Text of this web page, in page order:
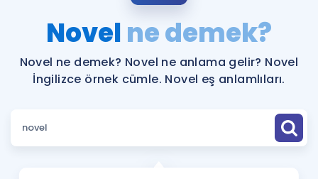
ÜYE DEĞİLİM
Faydalı Araçlar
Sözlük
Novelne demek?
Novel ne demek? Novel ne anlama gelir? Novel
İngilizce örnek cümle. Novel eş anlamlıları.